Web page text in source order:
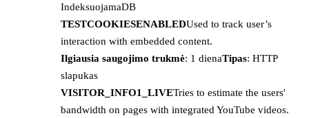
IndeksuojamaDB
TESTCOOKIESENABLEDUsed to track user’s
interaction with embedded content.
Ilgiausia saugojimo trukmė: 1 dienaTipas: HTTP
slapukas
VISITOR_INFO1_LIVETries to estimate the users'
bandwidth on pages with integrated YouTube videos.